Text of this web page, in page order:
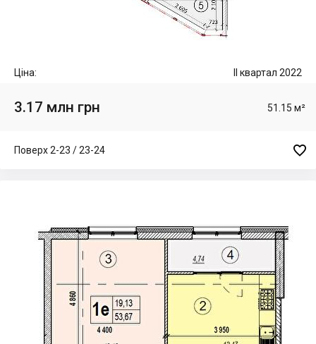
Ціна: II квартал 2022
3.17 млн грн 51.15 м²
Поверх 2-23 / 23-24 